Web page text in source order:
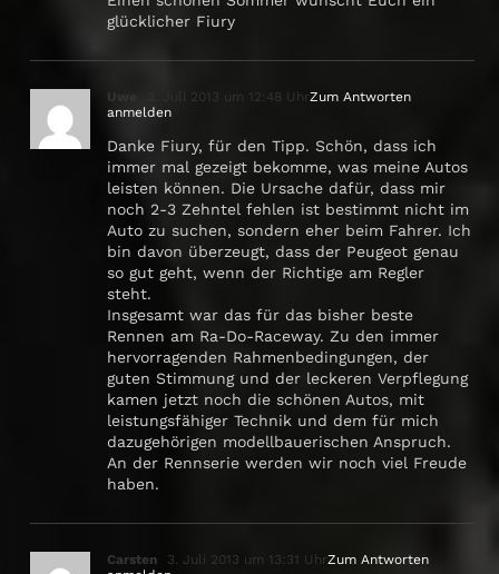
glücklicher Fiury
Uwe 3. Juli 2013 um 12:48 UhrZum Antworten
anmelden
Danke Fiury, für den Tipp. Schön, dass ich
immer mal gezeigt bekomme, was meine Autos
leisten können. Die Ursache dafür, dass mir
noch 2-3 Zehntel fehlen ist bestimmt nicht im
Auto zu suchen, sondern eher beim Fahrer. Ich
bin davon überzeugt, dass der Peugeot genau
so gut geht, wenn der Richtige am Regler
steht.
Insgesamt war das für das bisher beste
Rennen am Ra-Do-Raceway. Zu den immer
hervorragenden Rahmenbedingungen, der
guten Stimmung und der leckeren Verpflegung
kamen jetzt noch die schönen Autos, mit
leistungsfähiger Technik und dem für mich
dazugehörigen modellbauerischen Anspruch.
An der Rennserie werden wir noch viel Freude
haben.
Carsten 3. Juli 2013 um 13:31 UhrZum Antworten